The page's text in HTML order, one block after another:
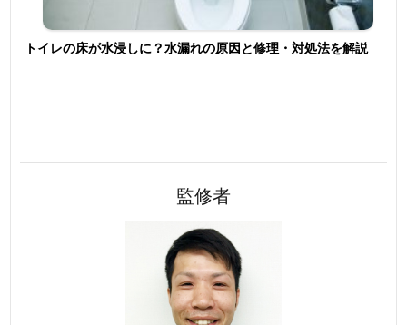
トイレの床が水浸しに？水漏れの原因と修理・対処法を解説
監修者